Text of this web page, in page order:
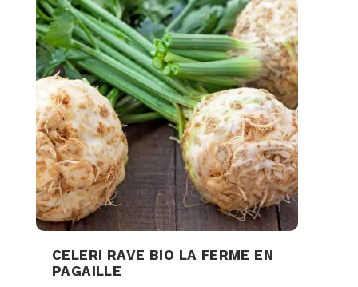
CELERI RAVE BIO LA FERME EN
PAGAILLE